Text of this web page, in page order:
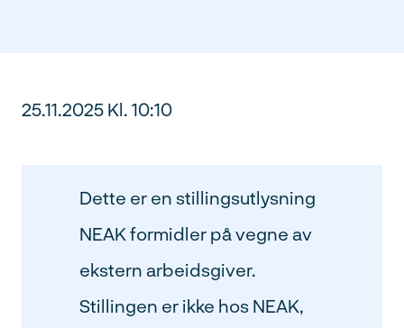
25.11.2025 Kl. 10:10
Dette er en stillingsutlysning
NEAK formidler på vegne av
ekstern arbeidsgiver.
Stillingen er ikke hos NEAK,